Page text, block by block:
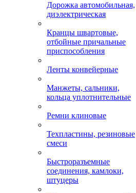
Дорожка автомобильная,
диэлектрическая
Кранцы швартовые,
отбойные причальные
приспособления
Ленты конвейерные
Манжеты, сальники,
кольца уплотнительные
Ремни клиновые
Техпластины, резиновые
смеси
Быстроразъемные
соединения, камлоки,
штуцеры